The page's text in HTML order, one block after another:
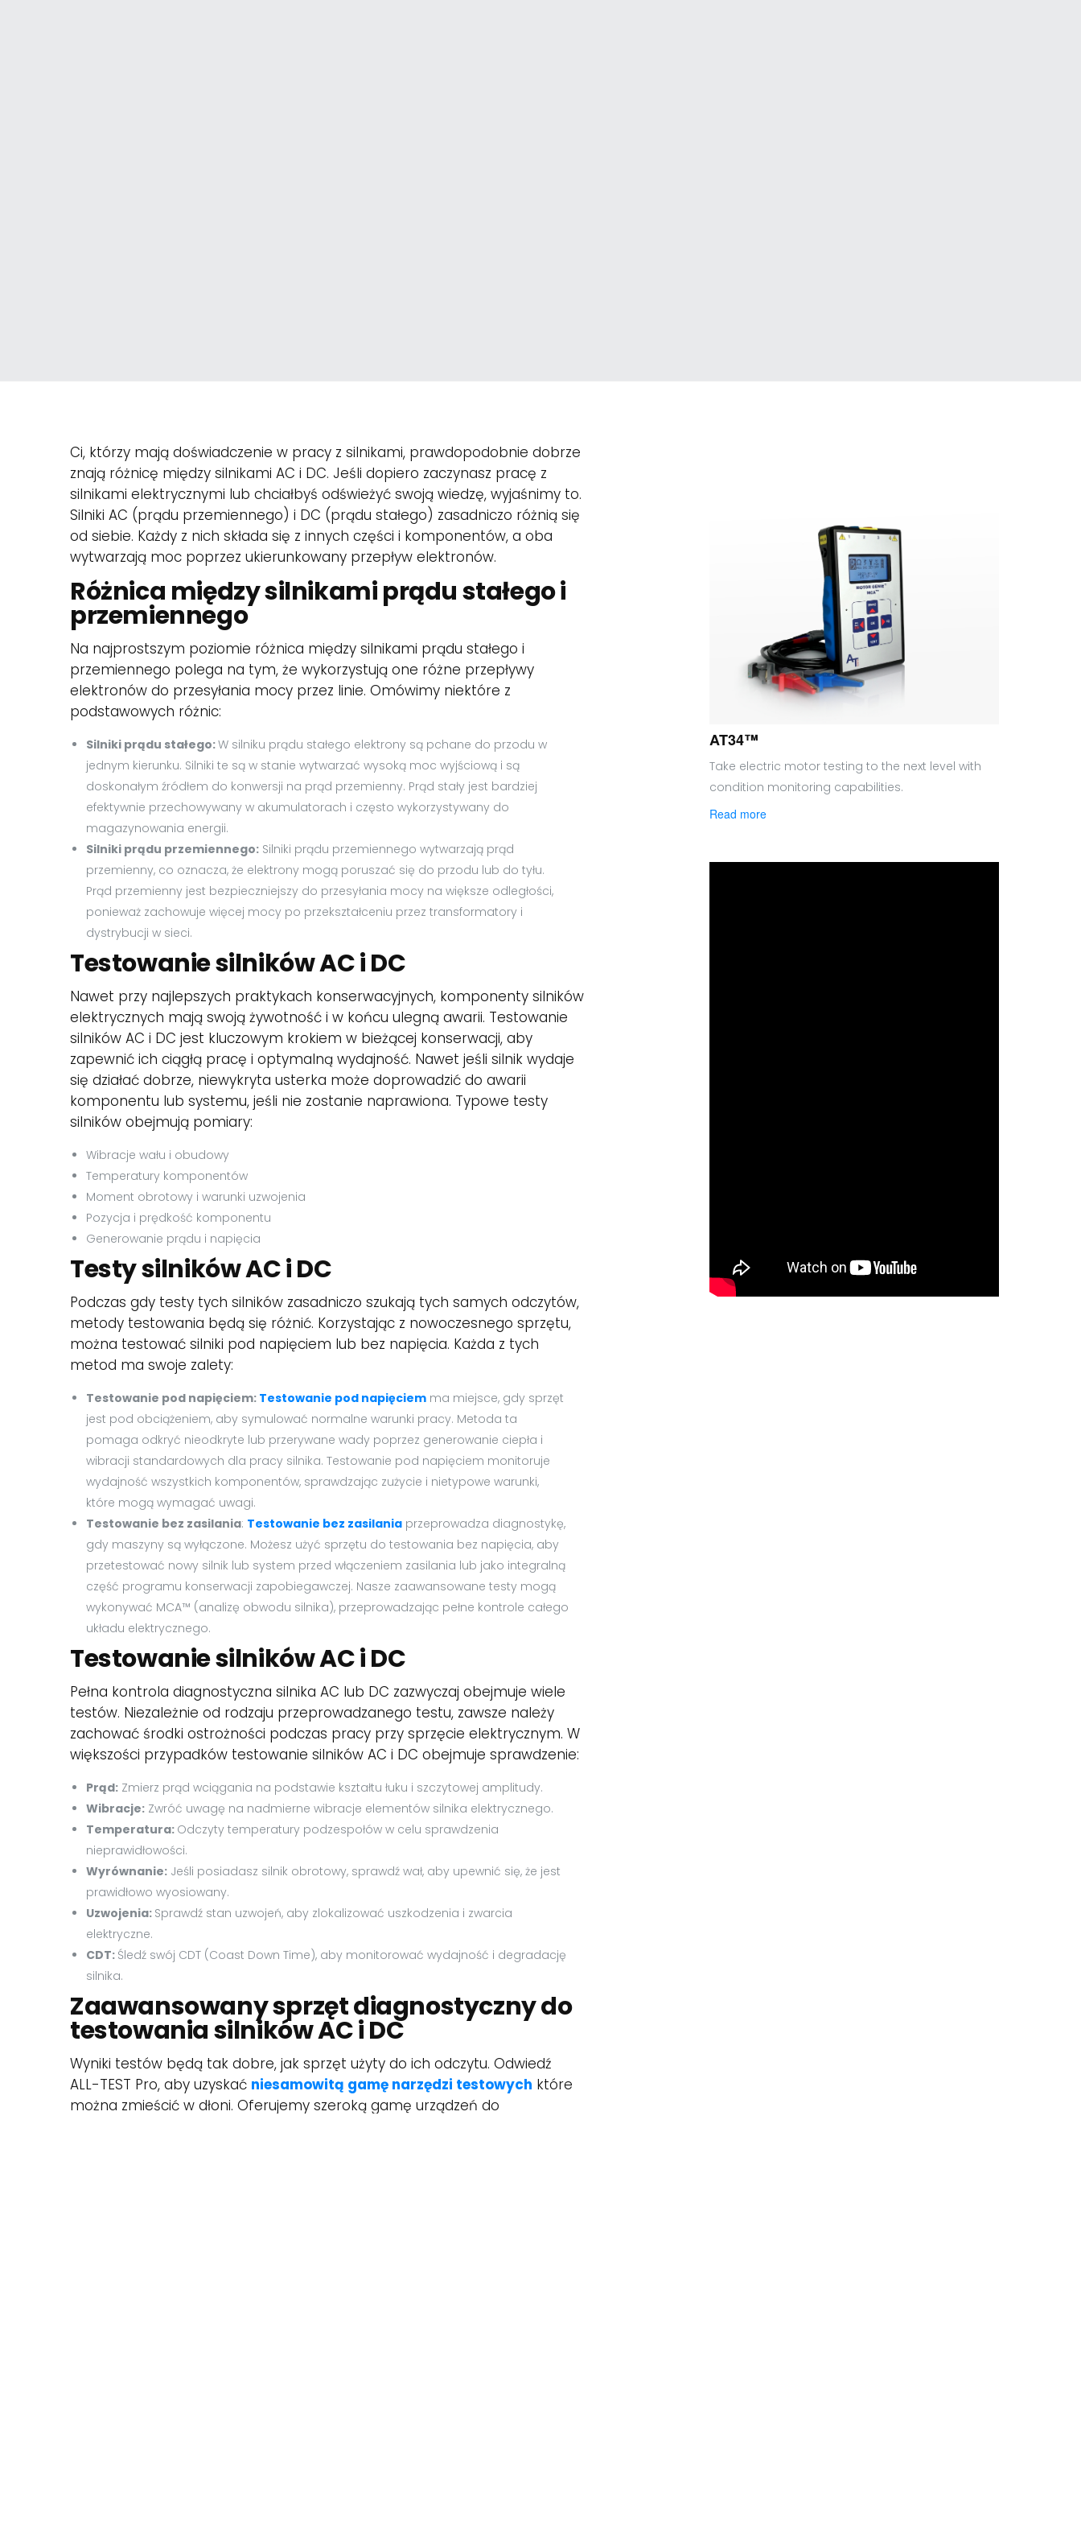
Ci, którzy mają doświadczenie w pracy z silnikami, prawdopodobnie dobrze
znają różnicę między silnikami AC i DC. Jeśli dopiero zaczynasz pracę z
silnikami elektrycznymi lub chciałbyś odświeżyć swoją wiedzę, wyjaśnimy to.
Silniki AC (prądu przemiennego) i DC (prądu stałego) zasadniczo różnią się
od siebie. Każdy z nich składa się z innych części i komponentów, a oba
wytwarzają moc poprzez ukierunkowany przepływ elektronów.
Różnica między silnikami prądu stałego i
przemiennego
Na najprostszym poziomie różnica między silnikami prądu stałego i
przemiennego polega na tym, że wykorzystują one różne przepływy
elektronów do przesyłania mocy przez linie. Omówimy niektóre z
podstawowych różnic:
Silniki prądu stałego:W silniku prądu stałego elektrony są pchane do przodu w
jednym kierunku. Silniki te są w stanie wytwarzać wysoką moc wyjściową i są
doskonałym źródłem do konwersji na prąd przemienny. Prąd stały jest bardziej
efektywnie przechowywany w akumulatorach i często wykorzystywany do
magazynowania energii.
Silniki prądu przemiennego: Silniki prądu przemiennego wytwarzają prąd
przemienny, co oznacza, że elektrony mogą poruszać się do przodu lub do tyłu.
Prąd przemienny jest bezpieczniejszy do przesyłania mocy na większe odległości,
ponieważ zachowuje więcej mocy po przekształceniu przez transformatory i
dystrybucji w sieci.
Testowanie silników AC i DC
Nawet przy najlepszych praktykach konserwacyjnych, komponenty silników
elektrycznych mają swoją żywotność i w końcu ulegną awarii. Testowanie
silników AC i DC jest kluczowym krokiem w bieżącej konserwacji, aby
zapewnić ich ciągłą pracę i optymalną wydajność. Nawet jeśli silnik wydaje
się działać dobrze, niewykryta usterka może doprowadzić do awarii
komponentu lub systemu, jeśli nie zostanie naprawiona. Typowe testy
silników obejmują pomiary:
Wibracje wału i obudowy
Temperatury komponentów
Moment obrotowy i warunki uzwojenia
Pozycja i prędkość komponentu
Generowanie prądu i napięcia
Testy silników AC i DC
Podczas gdy testy tych silników zasadniczo szukają tych samych odczytów,
metody testowania będą się różnić. Korzystając z nowoczesnego sprzętu,
można testować silniki pod napięciem lub bez napięcia. Każda z tych
metod ma swoje zalety:
Testowanie pod napięciem: Testowanie pod napięciem ma miejsce, gdy sprzęt
jest pod obciążeniem, aby symulować normalne warunki pracy. Metoda ta
pomaga odkryć nieodkryte lub przerywane wady poprzez generowanie ciepła i
wibracji standardowych dla pracy silnika. Testowanie pod napięciem monitoruje
wydajność wszystkich komponentów, sprawdzając zużycie i nietypowe warunki,
które mogą wymagać uwagi.
Testowanie bez zasilania: Testowanie bez zasilania przeprowadza diagnostykę,
gdy maszyny są wyłączone. Możesz użyć sprzętu do testowania bez napięcia, aby
przetestować nowy silnik lub system przed włączeniem zasilania lub jako integralną
część programu konserwacji zapobiegawczej. Nasze zaawansowane testy mogą
wykonywać MCA™ (analizę obwodu silnika), przeprowadzając pełne kontrole całego
układu elektrycznego.
Testowanie silników AC i DC
Pełna kontrola diagnostyczna silnika AC lub DC zazwyczaj obejmuje wiele
testów. Niezależnie od rodzaju przeprowadzanego testu, zawsze należy
zachować środki ostrożności podczas pracy przy sprzęcie elektrycznym. W
większości przypadków testowanie silników AC i DC obejmuje sprawdzenie:
Prąd: Zmierz prąd wciągania na podstawie kształtu łuku i szczytowej amplitudy.
Wibracje: Zwróć uwagę na nadmierne wibracje elementów silnika elektrycznego.
Temperatura: Odczyty temperatury podzespołów w celu sprawdzenia
nieprawidłowości.
Wyrównanie: Jeśli posiadasz silnik obrotowy, sprawdź wał, aby upewnić się, że jest
prawidłowo wyosiowany.
Uzwojenia: Sprawdź stan uzwojeń, aby zlokalizować uszkodzenia i zwarcia
elektryczne.
CDT: Śledź swój CDT (Coast Down Time), aby monitorować wydajność i degradację
silnika.
Zaawansowany sprzęt diagnostyczny do
testowania silników AC i DC
Wyniki testów będą tak dobre, jak sprzęt użyty do ich odczytu. Odwiedź
ALL-TEST Pro, aby uzyskać niesamowitą gamę narzędzi testowych które
można zmieścić w dłoni. Oferujemy szeroką gamę urządzeń do
AT34™
Take electric motor testing to the next level with
condition monitoring capabilities.
Read more